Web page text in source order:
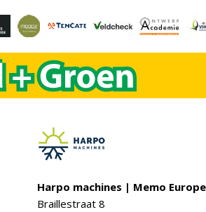
Harpo machines | Memo
Braillestraat 8